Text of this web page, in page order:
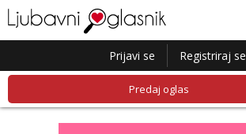
Prijavi se Registriraj se
Predaj oglas